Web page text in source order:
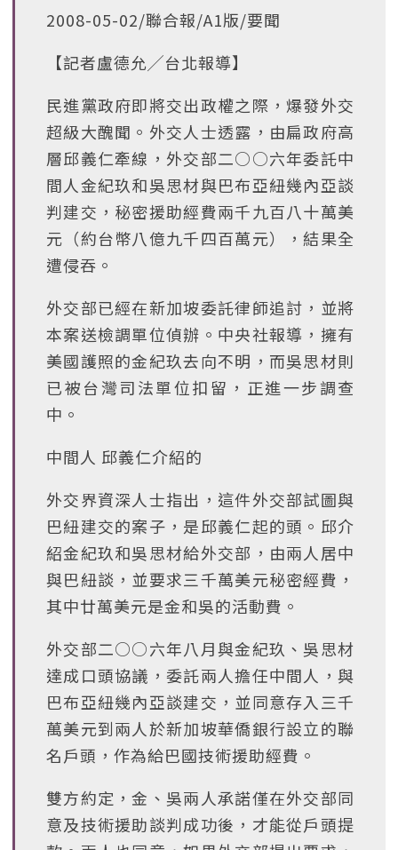
2008-05-02/聯合報/A1版/要聞
【記者盧德允╱台北報導】
民進黨政府即將交出政權之際，爆發外交
超級大醜聞。外交人士透露，由扁政府高
層邱義仁牽線，外交部二○○六年委託中
間人金紀玖和吳思材與巴布亞紐幾內亞談
判建交，秘密援助經費兩千九百八十萬美
元（約台幣八億九千四百萬元），結果全
遭侵吞。
外交部已經在新加坡委託律師追討，並將
本案送檢調單位偵辦。中央社報導，擁有
美國護照的金紀玖去向不明，而吳思材則
已被台灣司法單位扣留，正進一步調查
中。
中間人 邱義仁介紹的
外交界資深人士指出，這件外交部試圖與
巴紐建交的案子，是邱義仁起的頭。邱介
紹金紀玖和吳思材給外交部，由兩人居中
與巴紐談，並要求三千萬美元秘密經費，
其中廿萬美元是金和吳的活動費。
外交部二○○六年八月與金紀玖、吳思材
達成口頭協議，委託兩人擔任中間人，與
巴布亞紐幾內亞談建交，並同意存入三千
萬美元到兩人於新加坡華僑銀行設立的聯
名戶頭，作為給巴國技術援助經費。
雙方約定，金、吳兩人承諾僅在外交部同
意及技術援助談判成功後，才能從戶頭提